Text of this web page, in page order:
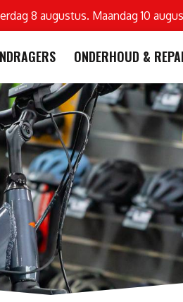
8 augustus. Maandag 10
ONDERHOUD &